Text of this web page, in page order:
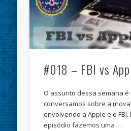
#018 – FBI vs
O assunto dessa semana é
conversamos sobre a
envolvendo a Apple e o FBI.
episódio fazemos uma …